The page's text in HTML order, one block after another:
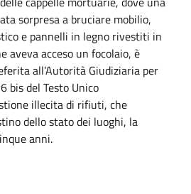
sorpresa a bruciare mobilio,
e pannelli in legno rivestiti in
aveva acceso un focolaio, è
all’Autorità Giudiziaria per
bis del Testo Unico
illecita di rifiuti, che
dello stato dei luoghi, la
anni.